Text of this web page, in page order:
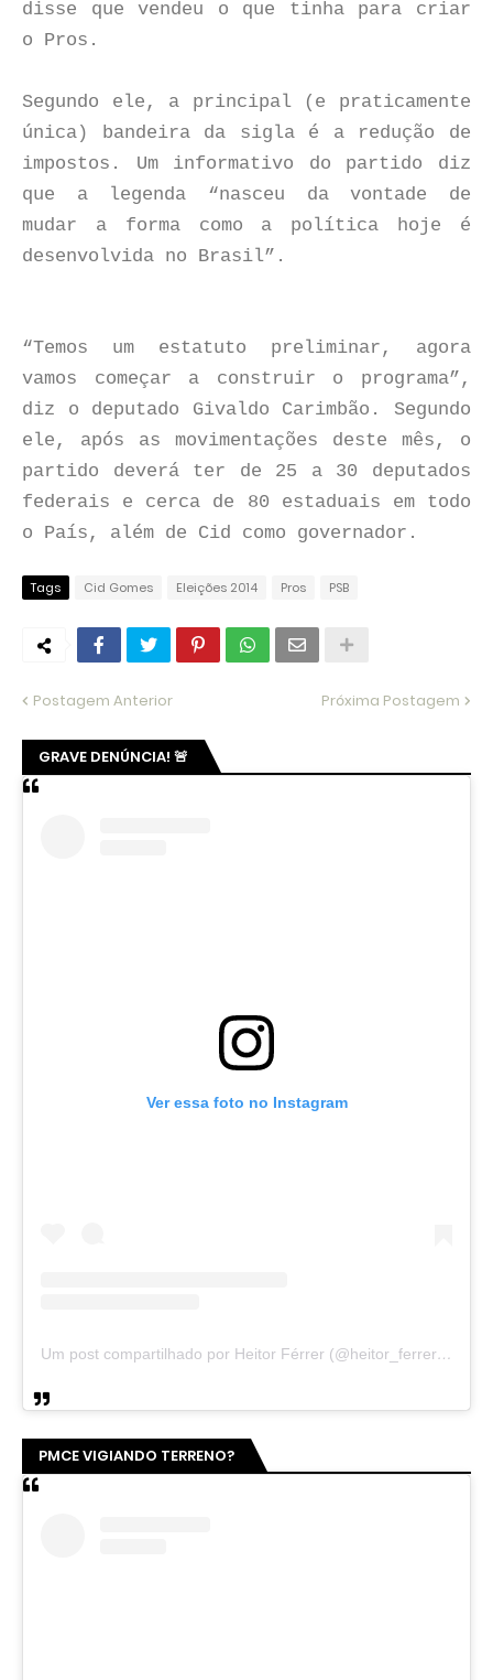
disse que vendeu o que tinha para criar
o Pros.
Segundo ele, a principal (e praticamente
única) bandeira da sigla é a redução de
impostos. Um informativo do partido diz
que a legenda “nasceu da vontade de
mudar a forma como a política hoje é
desenvolvida no Brasil”.
“Temos um estatuto preliminar, agora
vamos começar a construir o programa”,
diz o deputado Givaldo Carimbão. Segundo
ele, após as movimentações deste mês, o
partido deverá ter de 25 a 30 deputados
federais e cerca de 80 estaduais em todo
o País, além de Cid como governador.
Tags Cid Gomes Eleições 2014 Pros PSB
Postagem Anterior Próxima Postagem
GRAVE DENÚNCIA! 🚨
Ver essa foto no Instagram
Um post compartilhado por Heitor Férrer (@heitor_ferrer77)
PMCE VIGIANDO TERRENO?